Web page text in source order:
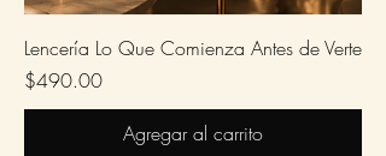
Lencería Lo Que Comienza Antes de Verte
Precio
$490.00
Agregar al carrito